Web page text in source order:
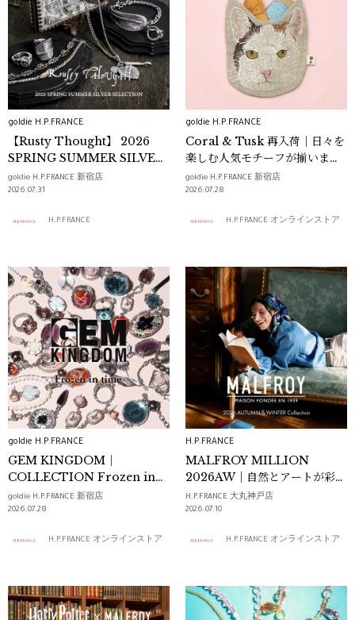
goldie H.P.FRANCE
【Rusty Thought】 2026
SPRING SUMMER SILVER
COLLECTION 巡回展
goldie H.P.FRANCE 新宿店
2026.07.31
H.P.FRANCE
goldie H.P.FRANCE
Coral & Tusk 再入荷｜日々を
楽しむ人気モチーフが揃いまし
た
goldie H.P.FRANCE 新宿店
2026.07.28
H.P.FRANCE オンラインストア
goldie H.P.FRANCE
GEM KINGDOM｜
COLLECTION Frozen in
time
goldie H.P.FRANCE 新宿店
2026.07.28
H.P.FRANCE オンラインストア
H.P.FRANCE
MALFROY MILLION
2026AW｜自然とアートが彩る
スカーフ
H.P.FRANCE 大丸神戸店
2026.07.10
H.P.FRANCE オンラインストア